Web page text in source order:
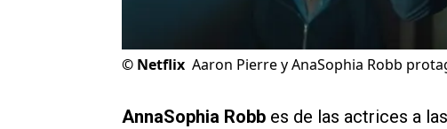
© Netflix Aaron Pierre y AnaSophia Robb
AnnaSophia Robb es de las actrices a